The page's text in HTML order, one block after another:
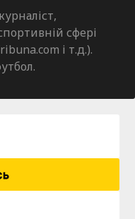
сфері
і т.д.).